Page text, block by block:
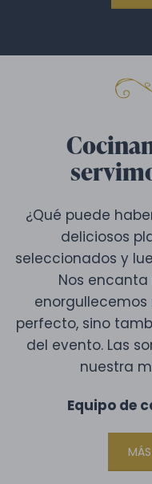
¿Qué puede
deliciosos
seleccionados y
Nos
enorgullecemos
perfecto, sino
del evento. Las
nuestra
Equipo de